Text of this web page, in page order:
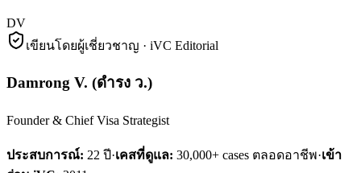
DV
เขียนโดยผู้เชี่ยวชาญ · iVC Editorial
Damrong V. (ดำรง ว.)
Founder & Chief Visa Strategist
ประสบการณ์: 22 ปี·เคสที่ดูแล: 30,000+ cases ตลอดอาชีพ·เข้า